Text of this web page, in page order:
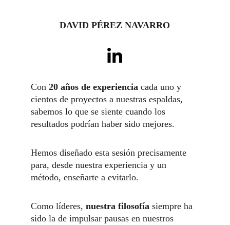
DAVID PÉREZ NAVARRO
Con 20 años de experiencia cada uno y
cientos de proyectos a nuestras espaldas,
sabemos lo que se siente cuando los
resultados podrían haber sido mejores.
Hemos diseñado esta sesión precisamente
para, desde nuestra experiencia y un
método, enseñarte a evitarlo.
Como líderes, nuestra filosofía siempre ha
sido la de impulsar pausas en nuestros